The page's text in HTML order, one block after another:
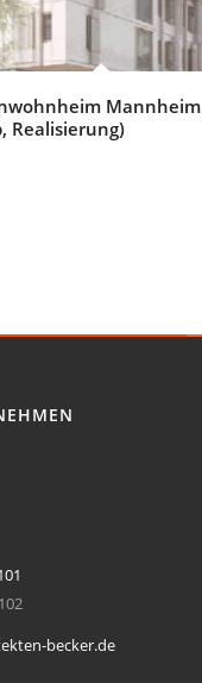
Mannheim
Realisierung)
becker.de